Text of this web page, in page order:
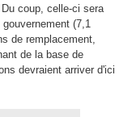
coup, celle-ci sera
(7,1
de remplacement,
de la base de
devraient arriver d'ici